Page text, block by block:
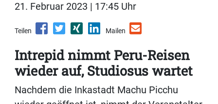
21. Februar 2023 | 17:45 Uhr
Teilen Mailen
Intrepid nimmt Peru-Reisen
wieder auf, Studiosus wartet
Nachdem die Inkastadt Machu Picchu